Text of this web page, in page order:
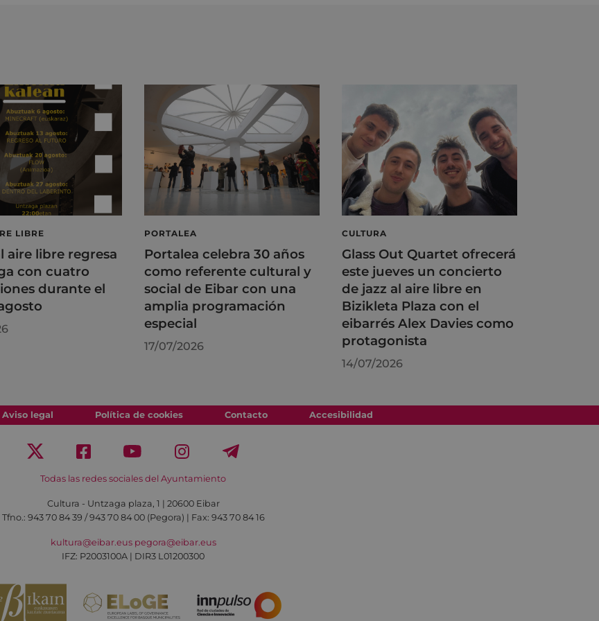
LIBRE
aire libre regresa
con cuatro
durante el
PORTALEA
Portalea celebra 30 años
como referente cultural y
social de Eibar con una
amplia programación
especial
17/07/2026
CULTURA
Glass Out Quartet ofrecerá
este jueves un concierto
de jazz al aire libre en
Bizikleta Plaza con el
eibarrés Alex Davies como
protagonista
14/07/2026
Aviso legal Política de cookies Contacto Accesibilidad
Todas las redes sociales del Ayuntamiento
Cultura - Untzaga plaza, 1 | 20600 Eibar
Tfno.: 943 70 84 39 / 943 70 84 00 (Pegora) | Fax: 943 70 84 16
kultura@eibar.eus pegora@eibar.eus
IFZ: P2003100A | DIR3 L01200300